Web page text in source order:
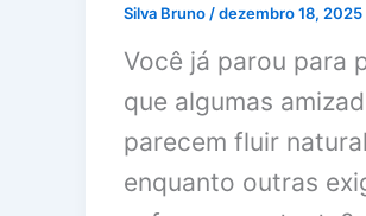
Silva Bruno /dezembro 18, 2025
Você já parou para
que algumas
parecem fluir
enquanto outras